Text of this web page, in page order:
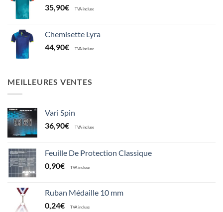
35,90€ TVA incluse
Chemisette Lyra
44,90€ TVA incluse
MEILLEURES VENTES
Vari Spin
36,90€ TVA incluse
Feuille De Protection Classique
0,90€ TVA incluse
Ruban Médaille 10 mm
0,24€ TVA incluse